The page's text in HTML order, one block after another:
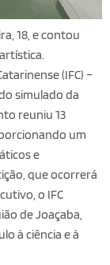
18, e contou
(IFC) –
simulado da
reuniu 13
um
e
que ocorrerá
o IFC
de Joaçaba,
à ciência e à